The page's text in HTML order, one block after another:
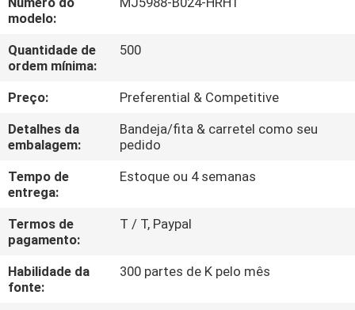
CONTROLE
DA
QUALIDADE
CONTACTE-
NOS
PEÇA
UMAS
CITAÇÕES
modelo:
Quantidade de
ordem mínima:
500
Preço:
Preferential & Competitive
Detalhes da
embalagem:
Bandeja/fita & carretel como seu
pedido
Tempo de
entrega:
Estoque ou 4 semanas
Termos de
pagamento:
T / T, Paypal
Habilidade da
fonte:
300 partes de K pelo mês